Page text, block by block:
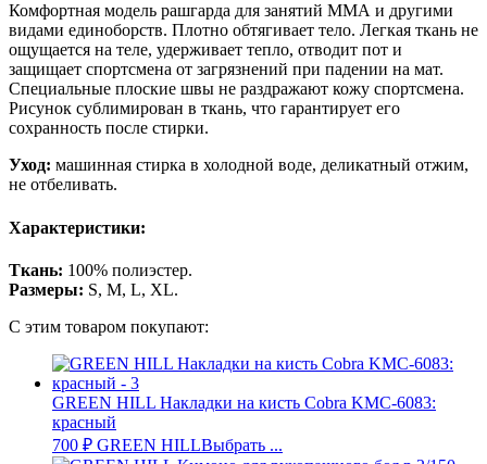
Комфортная модель рашгарда для занятий ММА и другими
видами единоборств. Плотно обтягивает тело. Легкая ткань не
ощущается на теле, удерживает тепло, отводит пот и
защищает спортсмена от загрязнений при падении на мат.
Специальные плоские швы не раздражают кожу спортсмена.
Рисунок сублимирован в ткань, что гарантирует его
сохранность после стирки.
Уход: машинная стирка в холодной воде, деликатный отжим,
не отбеливать.
Характеристики:
Ткань: 100% полиэстер.
Размеры: S, M, L, XL.
С этим товаром покупают:
GREEN HILL Накладки на кисть Cobra KMC-6083:
красный
700 ₽ GREEN HILLВыбрать ...